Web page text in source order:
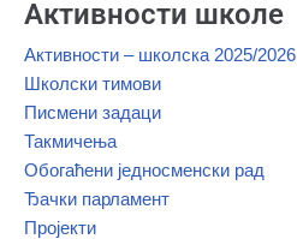
Активности школе
Активности – школска 2025/2026
Школски тимoви
Писмени задаци
Такмичења
Обогаћени једносменски рад
Ђачки парламент
Пројекти